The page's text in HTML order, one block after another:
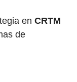
en CRTM
de